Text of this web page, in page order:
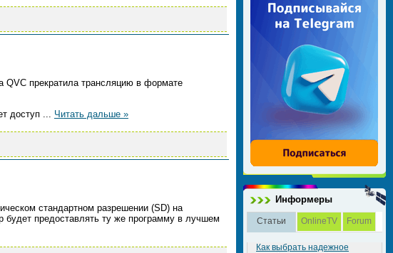
QVC прекратила трансляцию в формате
доступ ... Читать дальше »
стандартном разрешении (SD) на
будет предоставлять ту же программу в лучшем
Информеры
Статьи OnlineTV Forum
Как выбрать надежное